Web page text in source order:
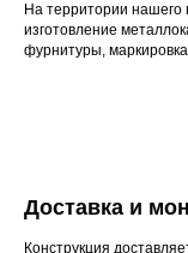
На территории нашего
изготовление
фурнитуры,
Доставка и
Конструкция